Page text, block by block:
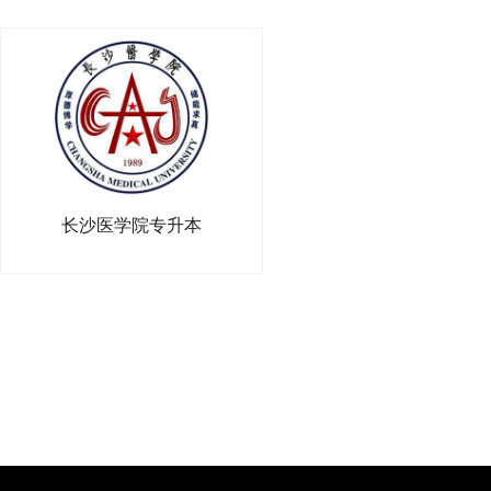
长沙医学院专升本